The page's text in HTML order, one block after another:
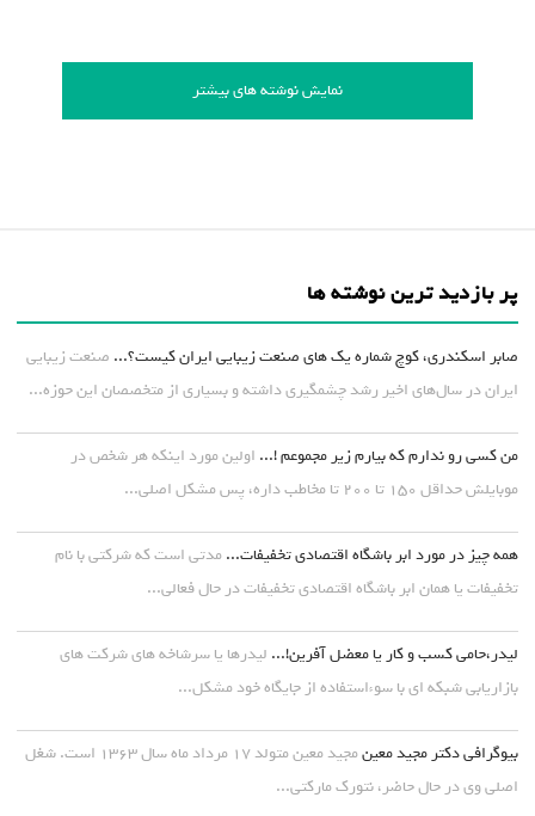
نمایش نوشته های بیشتر
پر بازدید ترین نوشته ها
صابر اسکندری، کوچ شماره یک های صنعت زیبایی ایران کیست؟... صنعت زیبایی
ایران در سال‌های اخیر رشد چشمگیری داشته و بسیاری از متخصصان این حوزه...
من کسی رو ندارم که بیارم زیر مجموعم !... اولین مورد اینکه هر شخص در
موبایلش حداقل ۱۵۰ تا ۲۰۰ تا مخاطب داره، پس مشکل اصلی...
همه چیز در مورد ابر باشگاه اقتصادی تخفیفات... مدتی است که شرکتی با نام
تخفیفات یا همان ابر باشگاه اقتصادی تخفیفات در حال فعالی...
لیدر،حامی کسب و کار یا معضل آفرین!... لیدرها یا سرشاخه های شرکت های
بازاریابی شبکه ای با سوءاستفاده از جایگاه خود مشکل...
بیوگرافی دکتر مجید معین
مجید معین متولد ۱۷ مرداد ماه سال ۱۳۶۳ است. شغل
اصلی وی در حال حاضر، نتورک مارکتی...